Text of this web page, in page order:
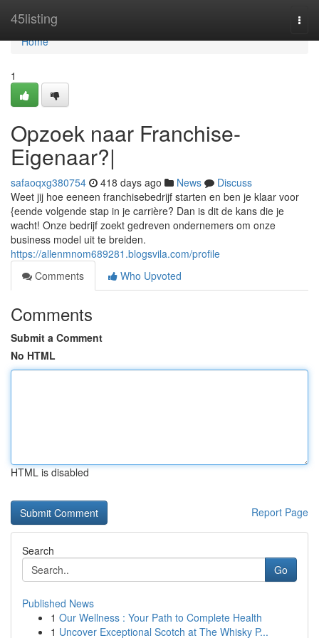
45listing
Home
Home
1
Opzoek naar Franchise-
Eigenaar?|
safaoqxg380754 418 days ago News
Discuss
Weet jij hoe eeneen franchisebedrijf starten en ben je klaar voor
{eende volgende stap in je carrière? Dan is dit de kans die je
wacht! Onze bedrijf zoekt gedreven ondernemers om onze
business model uit te breiden.
https://allenmnom689281.blogsvila.com/profile
Comments
Who Upvoted
Comments
Submit a Comment
No HTML
HTML is disabled
Report Page
Search
Go
Published News
1 Our Wellness : Your Path to Complete Health
1 Uncover Exceptional Scotch at The Whisky P...